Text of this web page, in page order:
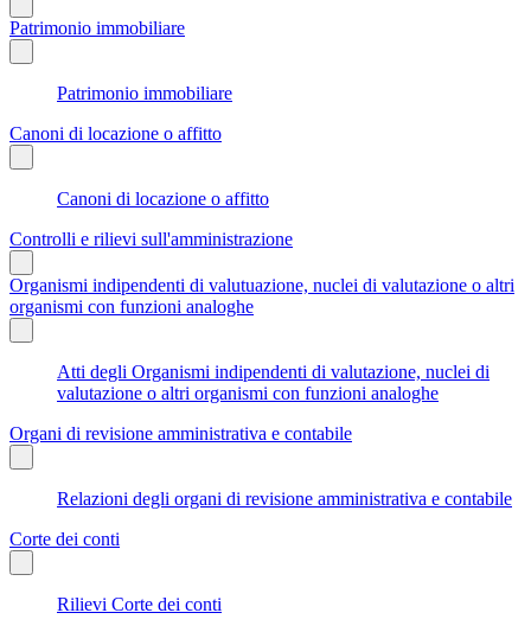
Patrimonio immobiliare
Patrimonio immobiliare
Canoni di locazione o affitto
Canoni di locazione o affitto
Controlli e rilievi sull'amministrazione
Organismi indipendenti di valutuazione, nuclei di valutazione o altri
organismi con funzioni analoghe
Atti degli Organismi indipendenti di valutazione, nuclei di
valutazione o altri organismi con funzioni analoghe
Organi di revisione amministrativa e contabile
Relazioni degli organi di revisione amministrativa e contabile
Corte dei conti
Rilievi Corte dei conti